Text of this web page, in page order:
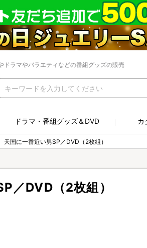
ラマやバラエティなどの番組グッズの販売
ドラマ・番組グッズ＆DVD カ
天国に一番近い男SP／DVD（2枚組）
／DVD（2枚組）